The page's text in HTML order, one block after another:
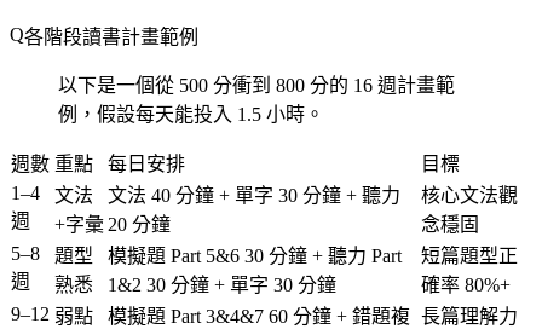
各階段讀書計畫範例
以下是一個從 500 分衝到 800 分的 16 週計畫範
例，假設每天能投入 1.5 小時。
週數 重點 每日安排
目標
1–4
週
文法
+字彙
文法 40 分鐘 + 單字 30 分鐘 + 聽力
20 分鐘
核心文法觀
念穩固
5–8
週
題型
熟悉
模擬題 Part 5&6 30 分鐘 + 聽力 Part
1&2 30 分鐘 + 單字 30 分鐘
短篇題型正
確率 80%+
9–12 弱點
模擬題 Part 3&4&7 60 分鐘 + 錯題複 長篇理解力